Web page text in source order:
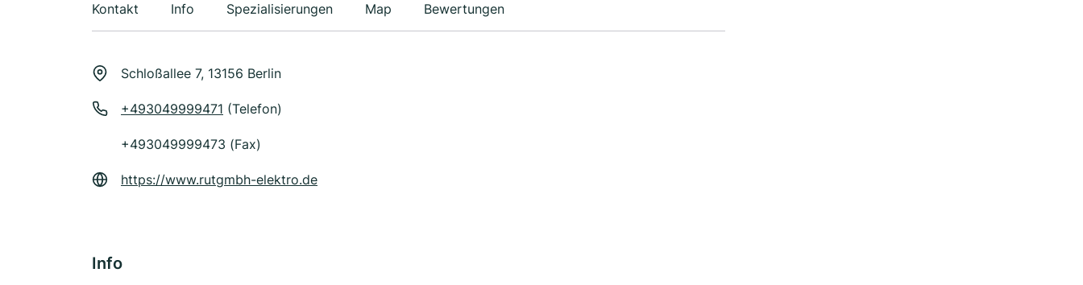
Kontakt Info Spezialisierungen Map Bewertungen
Schloßallee 7, 13156 Berlin
+493049999471 (Telefon)
+493049999473 (Fax)
https://www.rutgmbh-elektro.de
Info